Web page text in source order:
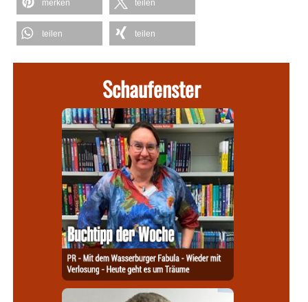
merken teilen
teilen teilen
Schaufenster